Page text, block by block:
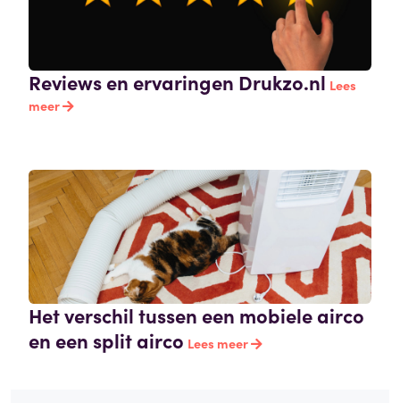
Reviews en ervaringen Drukzo.nl Lees
meer
Het verschil tussen een mobiele airco
en een split airco Lees meer